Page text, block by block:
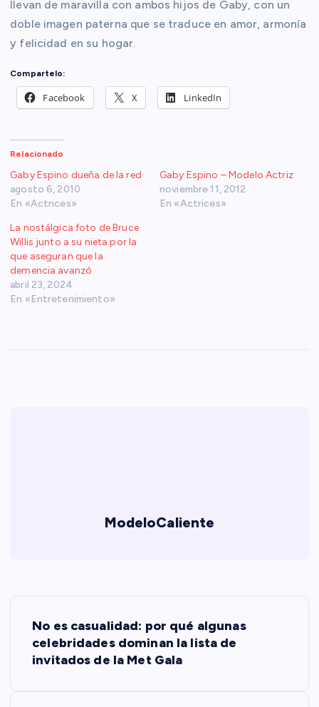
llevan de maravilla con ambos hijos de Gaby, con un
doble imagen paterna que se traduce en amor, armonía
y felicidad en su hogar.
Compartelo:
Facebook X LinkedIn
Relacionado
Gaby Espino dueña de la red
agosto 6, 2010
En «Actrices»
Gaby Espino – Modelo Actriz
noviembre 11, 2012
En «Actrices»
La nostálgica foto de Bruce
Willis junto a su nieta por la
que aseguran que la
demencia avanzó
abril 23, 2024
En «Entretenimiento»
ModeloCaliente
No es casualidad: por qué algunas
celebridades dominan la lista de
invitados de la Met Gala